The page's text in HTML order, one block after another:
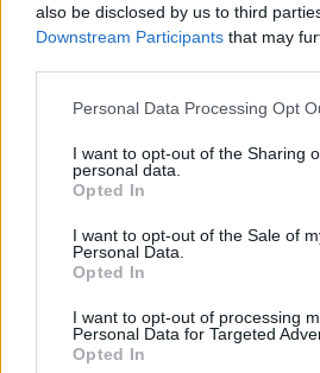
also be disclosed by us to third
Downstream Participants that may
Please note that this website/app
not limited to your visit or usage
grant or deny consent to Google and
use your data for below specified
consent section.
Personal Data Processing Opt
I want to opt-out of the Sharing
personal data.
Opted In
I want to opt-out of the Sale of
Personal Data.
Opted In
I want to opt-out of processing
Personal Data for Targeted
Opted In
A szombathelyi Weöres Sándor
legfiatalabb, önkormányzati és
színháza. Létrejöttét a polgárok
Jordán Tamásnak köszönheti, aki
szakmai alázattal tett meg
semmiből egy országosan
díjjal rendelkező műhelyt hozzon
a városban élő emberek életének
részévé váljon.
A Magyar Színházi Társaság az
színházszakmai tömörülés az
Weöres Sándor Színház is tagja,
kifejezni értetlenségünket azzal